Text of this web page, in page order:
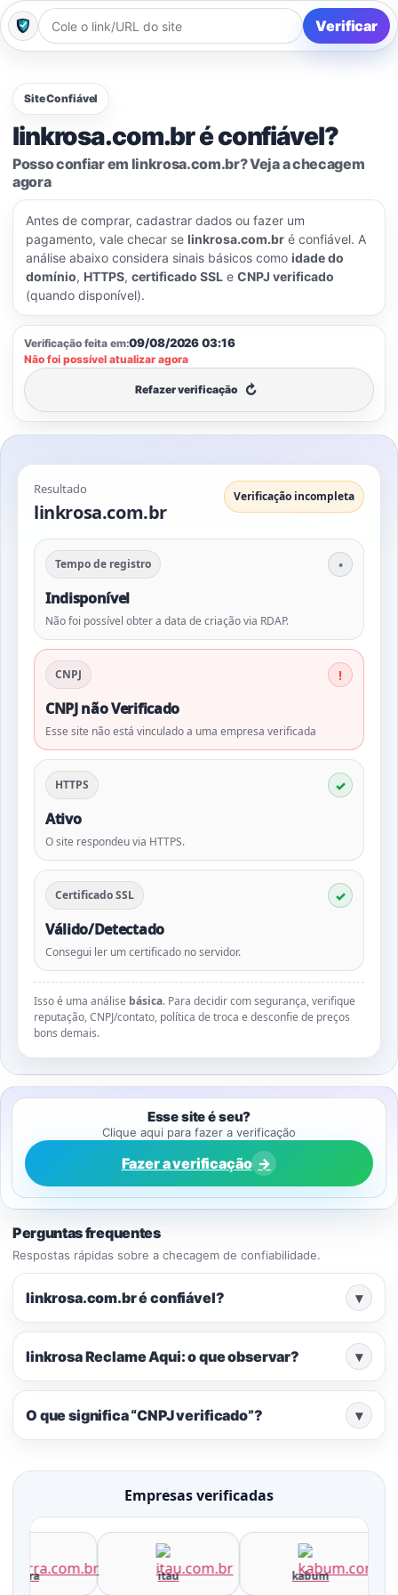
Verificar
Site Confiável
linkrosa.com.br é confiável?
Posso confiar em linkrosa.com.br? Veja a checagem
agora
Antes de comprar, cadastrar dados ou fazer um
pagamento, vale checar se linkrosa.com.br é confiável. A
análise abaixo considera sinais básicos como idade do
domínio, HTTPS, certificado SSL e CNPJ verificado
(quando disponível).
Verificação feita em:09/08/2026 03:16
Não foi possível atualizar agora
Refazer verificação ↻
Resultado
linkrosa.com.br
Verificação incompleta
Tempo de registro
Indisponível
Não foi possível obter a data de criação via RDAP.
CNPJ
CNPJ não Verificado
Esse site não está vinculado a uma empresa verificada
HTTPS
Ativo
O site respondeu via HTTPS.
Certificado SSL
Válido/Detectado
Consegui ler um certificado no servidor.
Isso é uma análise básica. Para decidir com segurança, verifique
reputação, CNPJ/contato, política de troca e desconfie de preços
bons demais.
Esse site é seu?
Clique aqui para fazer a verificação
Fazer a verificação →
Perguntas frequentes
Respostas rápidas sobre a checagem de confiabilidade.
linkrosa.com.br é confiável? ▾
linkrosa Reclame Aqui: o que observar? ▾
O que significa “CNPJ verificado”? ▾
Empresas verificadas
terra itau kabum